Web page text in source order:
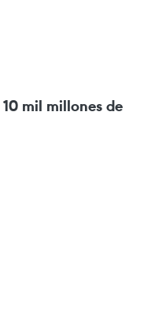
mil millones de